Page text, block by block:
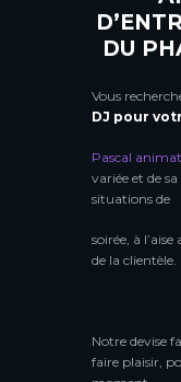
DU
Vous
DJ pour
Pascal
variée et de
situations de
soirée, à
de la clientèle.
Notre devise
faire plaisir,